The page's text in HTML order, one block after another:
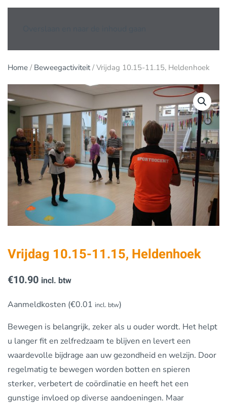
Home / Beweegactiviteit/ Vrijdag 10.15-11.15, Heldenhoek
Vrijdag 10.15-11.15, Heldenhoek
€10.90 incl. btw
Aanmeldkosten (€0.01 incl. btw)
Bewegen is belangrijk, zeker als u ouder wordt. Het helpt
u langer fit en zelfredzaam te blijven en levert een
waardevolle bijdrage aan uw gezondheid en welzijn. Door
regelmatig te bewegen worden botten en spieren
sterker, verbetert de coördinatie en heeft het een
gunstige invloed op diverse aandoeningen. Maar